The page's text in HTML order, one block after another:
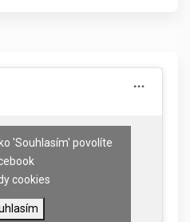
'Souhlasím' povolíte
cookies